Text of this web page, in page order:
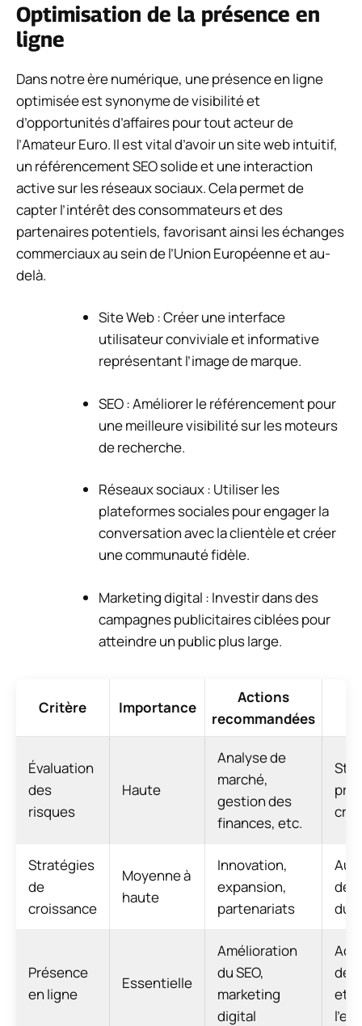
Optimisation de la présence en
ligne
Dans notre ère numérique, une présence en ligne
optimisée est synonyme de visibilité et
d’opportunités d’affaires pour tout acteur de
l’Amateur Euro. Il est vital d’avoir un site web intuitif,
un référencement SEO solide et une interaction
active sur les réseaux sociaux. Cela permet de
capter l’intérêt des consommateurs et des
partenaires potentiels, favorisant ainsi les échanges
commerciaux au sein de l’Union Européenne et au-
delà.
Site Web : Créer une interface
utilisateur conviviale et informative
représentant l’image de marque.
SEO : Améliorer le référencement pour
une meilleure visibilité sur les moteurs
de recherche.
Réseaux sociaux : Utiliser les
plateformes sociales pour engager la
conversation avec la clientèle et créer
une communauté fidèle.
Marketing digital : Investir dans des
campagnes publicitaires ciblées pour
atteindre un public plus large.
Critère Importance
Actions
recommandées
Évaluation
des
risques
Haute
Analyse de
marché,
gestion des
finances, etc.
Stratégies
de
croissance
Moyenne à
haute
Innovation,
expansion,
partenariats
des
du
Présence
en ligne
Essentielle
Amélioration
du SEO,
marketing
digital
de
et